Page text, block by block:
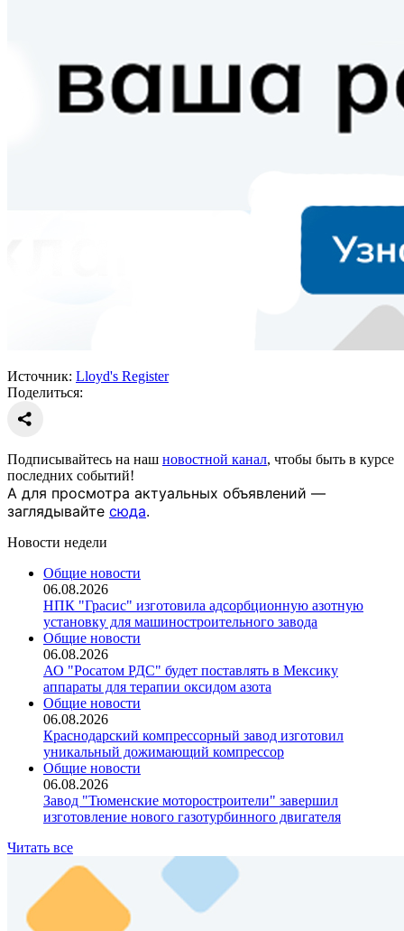
Источник: Lloyd's Register
Поделиться:
Подписывайтесь на наш новостной канал, чтобы быть в курсе
последних событий!
А для просмотра актуальных объявлений —
заглядывайте сюда.
Новости недели
Общие новости
06.08.2026
НПК "Грасис" изготовила адсорбционную азотную
установку для машиностроительного завода
Общие новости
06.08.2026
АО "Росатом РДС" будет поставлять в Мексику
аппараты для терапии оксидом азота
Общие новости
06.08.2026
Краснодарский компрессорный завод изготовил
уникальный дожимающий компрессор
Общие новости
06.08.2026
Завод "Тюменские моторостроители" завершил
изготовление нового газотурбинного двигателя
Читать все